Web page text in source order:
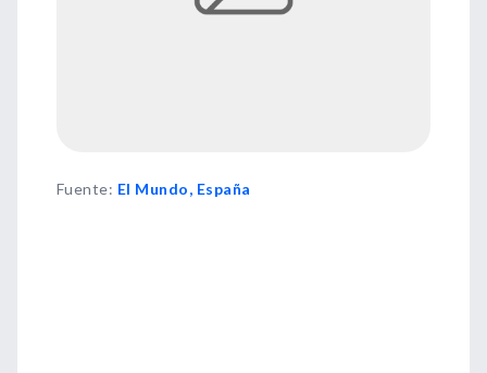
Fuente: El Mundo, España